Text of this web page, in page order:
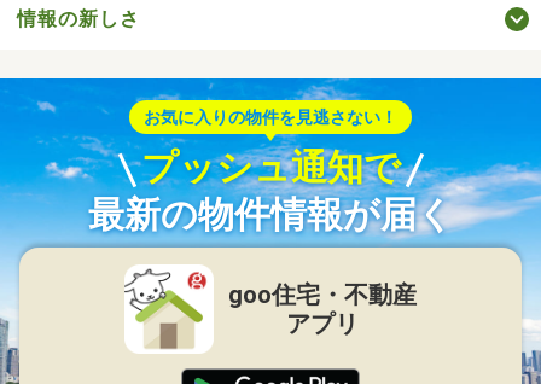
情報の新しさ
お気に入りの物件を見逃さない！
プッシュ通知で
最新の物件情報が届く
goo住宅・不動産
アプリ